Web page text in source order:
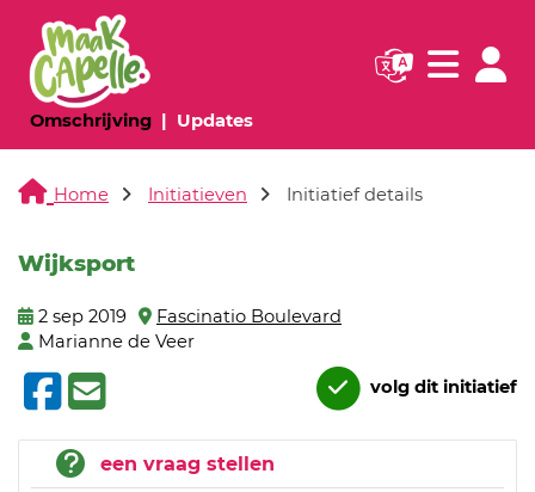
Omschrijving(huidige pagina)
Updates(huidige pagina)
Navigatie
Home Initiatieven Initiatief details
Wijksport
2 sep 2019
Fascinatio Boulevard
Marianne de Veer
volg dit initiatief
een vraag stellen